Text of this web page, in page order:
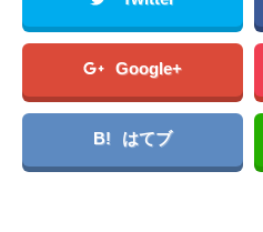
Google+
B! はてブ